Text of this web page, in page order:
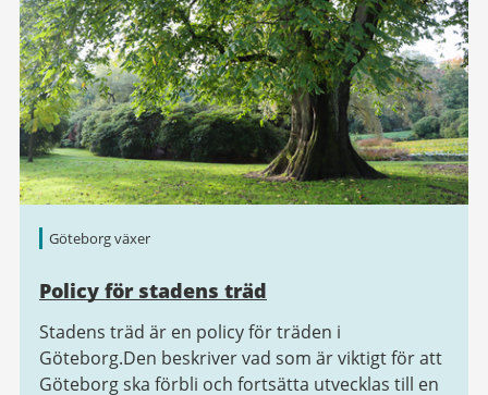
Göteborg växer
Policy för stadens träd
Stadens träd är en policy för träden i
Göteborg.Den beskriver vad som är viktigt för att
Göteborg ska förbli och fortsätta utvecklas till en